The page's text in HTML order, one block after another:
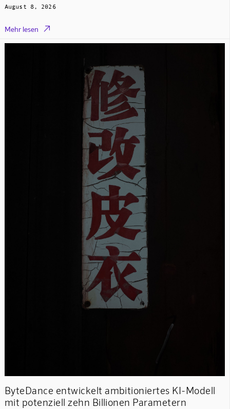
August 8, 2026
Mehr lesen 
ByteDance entwickelt ambitioniertes KI-Modell
mit potenziell zehn Billionen Parametern